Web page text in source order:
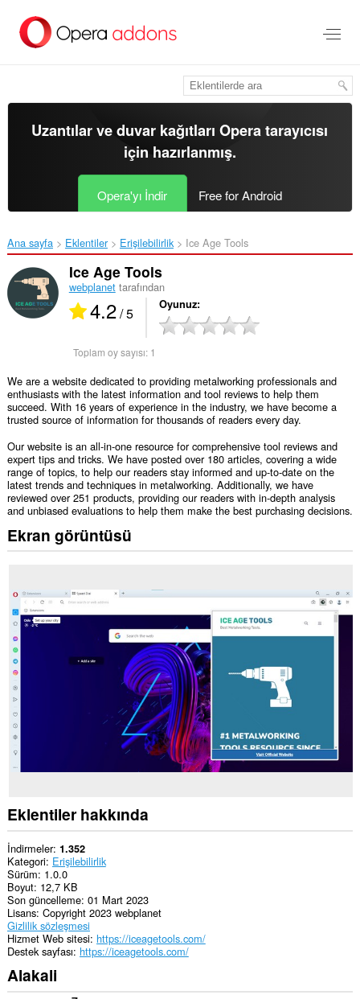
içeriğe
Uzantılar ve duvar kağıtlarıOpera tarayıcısı
için hazırlanmış.
Opera'yı İndir Free for Android
Ana sayfa Eklentiler Erişilebilirlik Ice Age Tools‎
Ice Age Tools
webplanettarafından
4.2/ 5 Oyunuz
Toplam oy sayısı: 1
We are a website dedicated to providing metalworking professionals and
enthusiasts with the latest information and tool reviews to help them
succeed. With 16 years of experience in the industry, we have become a
trusted source of information for thousands of readers every day.
Our website is an all-in-one resource for comprehensive tool reviews and
expert tips and tricks. We have posted over 180 articles, covering a wide
range of topics, to help our readers stay informed and up-to-date on the
latest trends and techniques in metalworking. Additionally, we have
reviewed over 251 products, providing our readers with in-depth analysis
and unbiased evaluations to help them make the best purchasing decisions.
Ekran görüntüsü
Eklentiler hakkında
İndirmeler 1.352
Kategori Erişilebilirlik
Sürüm 1.0.0
Boyut 12,7 KB
Son güncelleme 01 Mart 2023
Lisans Copyright 2023 webplanet
Gizlilik sözleşmesi
Hizmet Web sitesi https://iceagetools.com/
Destek sayfası https://iceagetools.com/
Alakali